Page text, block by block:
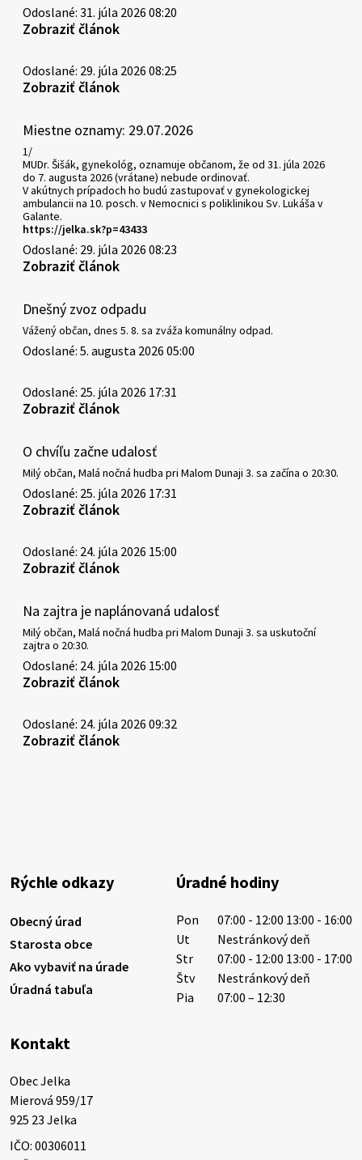
Odoslané: 31. júla 2026 08:20
Zobraziť článok
Odoslané: 29. júla 2026 08:25
Zobraziť článok
Miestne oznamy: 29.07.2026
1/
MUDr. Šišák, gynekológ, oznamuje občanom, že od 31. júla 2026
do 7. augusta 2026 (vrátane) nebude ordinovať.
V akútnych prípadoch ho budú zastupovať v gynekologickej
ambulancii na 10. posch. v Nemocnici s poliklinikou Sv. Lukáša v
Galante.
https://jelka.sk?p=43433
Odoslané: 29. júla 2026 08:23
Zobraziť článok
Dnešný zvoz odpadu
Vážený občan, dnes 5. 8. sa zváža komunálny odpad.
Odoslané: 5. augusta 2026 05:00
Odoslané: 25. júla 2026 17:31
Zobraziť článok
O chvíľu začne udalosť
Milý občan, Malá nočná hudba pri Malom Dunaji 3. sa začína o 20:30.
Odoslané: 25. júla 2026 17:31
Zobraziť článok
Odoslané: 24. júla 2026 15:00
Zobraziť článok
Na zajtra je naplánovaná udalosť
Milý občan, Malá nočná hudba pri Malom Dunaji 3. sa uskutoční
zajtra o 20:30.
Odoslané: 24. júla 2026 15:00
Zobraziť článok
Odoslané: 24. júla 2026 09:32
Zobraziť článok
Rýchle odkazy
Obecný úrad
Starosta obce
Ako vybaviť na úrade
Úradná tabuľa
Úradné hodiny
Pon
07:00 - 12:00 13:00 - 16:00
Ut
Nestránkový deň
Str
07:00 - 12:00 13:00 - 17:00
Štv
Nestránkový deň
Pia
07:00 – 12:30
Kontakt
Obec Jelka
Mierová 959/17
925 23 Jelka
IČO: 00306011